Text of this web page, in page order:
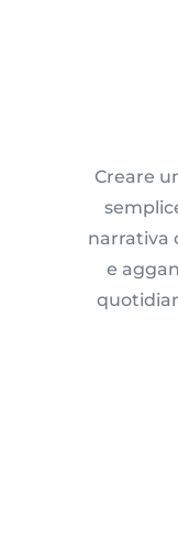
Creare
narrativa
e